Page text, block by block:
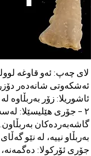
لای چەپ: ئەو قاوغە
ئاشوریلا: زۆر بەربڵاوە
٢ – جۆری هێلیسێلا:
جۆری ئۆرکولا: دەگمەنە،